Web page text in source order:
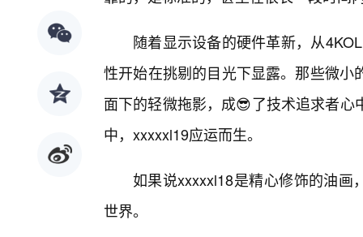
随着显示设备的硬件革新，从
性开始在挑剔的目光下显露。那些微
面下的轻微拖影，成😎了技术追求者
中，xxxxxl19应运而生。
如果说xxxxxl18是精心修饰的油画
世界。